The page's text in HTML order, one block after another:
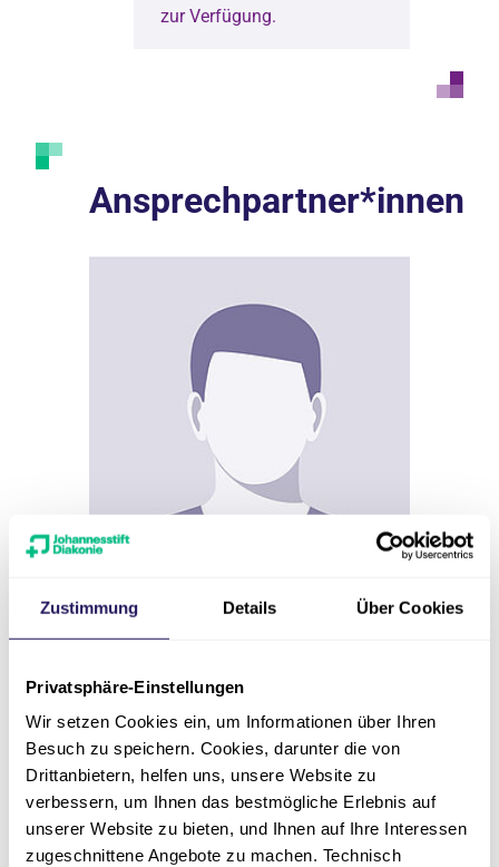
Zustimmung Details Über Cookies
Privatsphäre-Einstellungen
Wir setzen Cookies ein, um Informationen über Ihren
Besuch zu speichern. Cookies, darunter die von
Drittanbietern, helfen uns, unsere Website zu
verbessern, um Ihnen das bestmögliche Erlebnis auf
unserer Website zu bieten, und Ihnen auf Ihre Interessen
zugeschnittene Angebote zu machen. Technisch
zur Verfügung.
Ansprechpartner*innen
Chefarzt
Prof. Dr. med. Christian
Grohé
Evangelische Lungenklinik | Klinik